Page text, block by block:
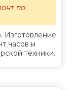
Изготовление
часов и
техники.
по